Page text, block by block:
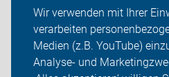
Wir verwenden mit Ihrer
verarbeiten
Medien (z.B. YouTube)
Analyse- und
Termine & Touren
Sei dabei